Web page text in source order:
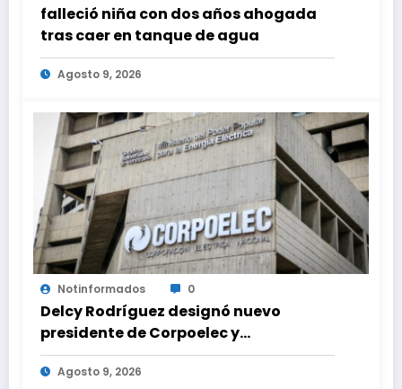
falleció niña con dos años ahogada
tras caer en tanque de agua
Agosto 9, 2026
Notinformados 0
Delcy Rodríguez designó nuevo
presidente de Corpoelec y
viceministro eléctrico para ‘la
recuperación del servicio’
Agosto 9, 2026